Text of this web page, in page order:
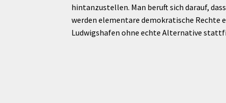
hintanzustellen. Man beruft sich darauf,
werden elementare demokratische Rechte
Ludwigshafen ohne echte Alternative